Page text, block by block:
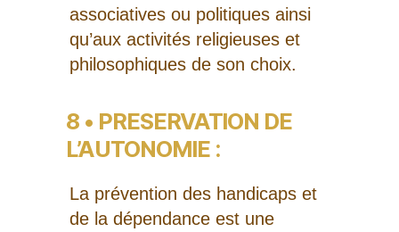
associatives ou politiques ainsi
qu’aux activités religieuses et
philosophiques de son choix.
8 • PRESERVATION DE
L’AUTONOMIE :
La prévention des handicaps et
de la dépendance est une